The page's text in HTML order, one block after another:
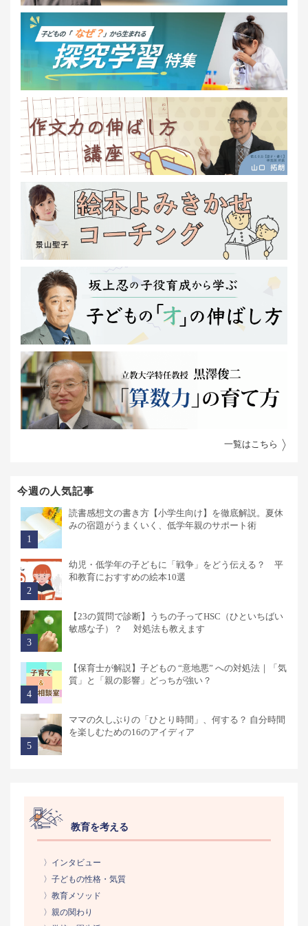
一覧はこちら
今週の人気記事
読書感想文の書き方【小学生向け】を徹底解説。夏休
みの宿題がうまくいく、低学年親のサポート術
幼児・低学年の子どもに「戦争」をどう伝える？ 平
和教育におすすめの絵本10選
【23の質問で診断】うちの子ってHSC（ひといちばい
敏感な子）？ 対処法も教えます
【保育士が解説】子どもの “意地悪” への対処法｜「気
質」と「親の影響」どっちが強い？
ママの久しぶりの「ひとり時間」、何する？ 自分時間
を楽しむための16のアイディア
教育を考える
〉インタビュー
〉子どもの性格・気質
〉教育メソッド
〉親の関わり